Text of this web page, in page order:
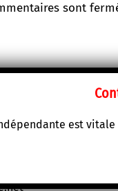
sont
est vitale